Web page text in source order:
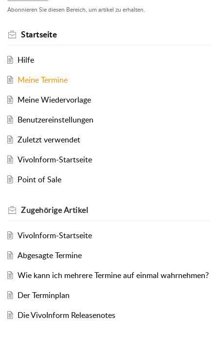
Abonnieren Sie diesen Bereich, um artikel zu erhalten.
Startseite
Hilfe
Meine Termine
Meine Wiedervorlage
Benutzereinstellungen
Zuletzt verwendet
VivoInform-Startseite
Point of Sale
ZugehörigeArtikel
VivoInform-Startseite
Abgesagte Termine
Wie kann ich mehrere Termine auf einmal wahrnehmen?
Der Terminplan
Die VivoInform Releasenotes